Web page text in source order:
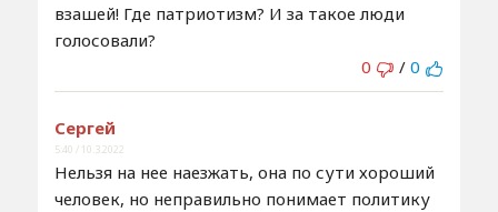
взашей! Где патриотизм? И за такое люди
голосовали?
0
/ 0
Сергей
5:40 / 10.3.2022
Нельзя на нее наезжать, она по сути хороший
человек, но неправильно понимает политику